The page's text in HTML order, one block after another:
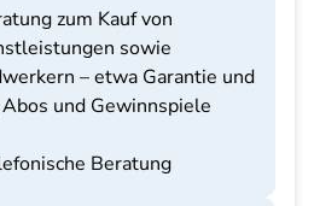
zum Kauf von
sowie
– etwa Garantie und
und Gewinnspiele
Beratung